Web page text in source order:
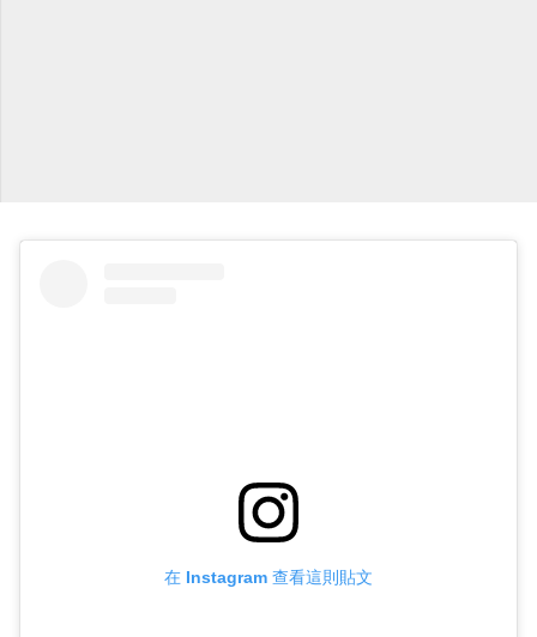
在 Instagram 查看這則貼文